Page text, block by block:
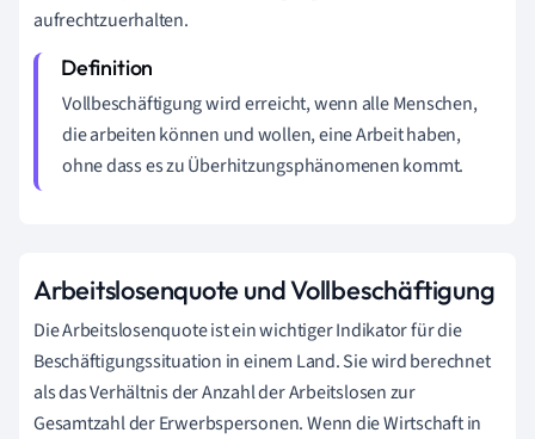
aufrechtzuerhalten.
Vollbeschäftigung wird erreicht, wenn alle Menschen,
die arbeiten können und wollen, eine Arbeit haben,
ohne dass es zu Überhitzungsphänomenen kommt.
Arbeitslosenquote und Vollbeschäftigung
Die Arbeitslosenquote ist ein wichtiger Indikator für die
Beschäftigungssituation in einem Land. Sie wird berechnet
als das Verhältnis der Anzahl der Arbeitslosen zur
Gesamtzahl der Erwerbspersonen. Wenn die Wirtschaft in